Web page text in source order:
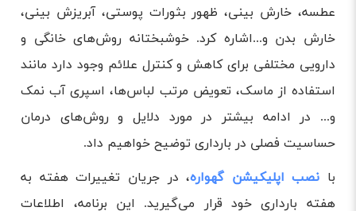
عطسه، خارش بینی، ظهور بثورات پوستی، آبریزش بینی،
خارش بدن و...اشاره کرد. خوشبختانه روش‌های خانگی و
دارویی مختلفی برای کاهش و کنترل علائم وجود دارد مانند
استفاده از ماسک، تعویض مرتب لباس‌ها، اسپری آب نمک
و... در ادامه بیشتر در مورد دلایل و روش‌های درمان
حساسیت فصلی در بارداری توضیح خواهیم داد‌.
با نصب اپلیکیشن گهواره، در جریان تغییرات هفته به
هفته بارداری خود قرار می‌گیرید. این برنامه، اطلاعات